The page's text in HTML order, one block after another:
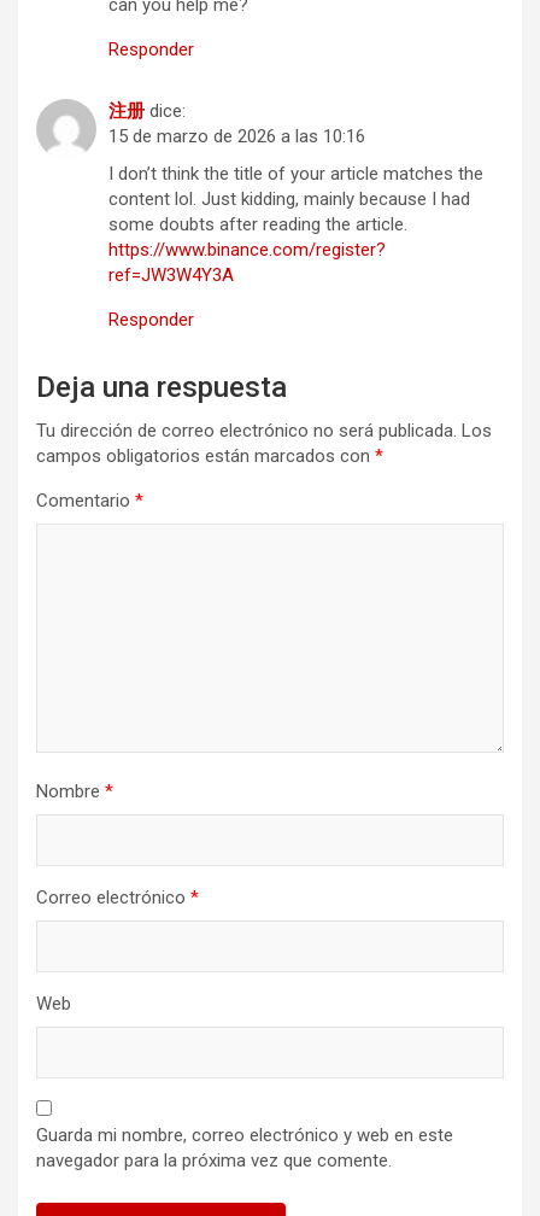
can you help me?
Responder
注册 dice:
15 de marzo de 2026 a las 10:16
I don’t think the title of your article matches the
content lol. Just kidding, mainly because I had
some doubts after reading the article.
https://www.binance.com/register?
ref=JW3W4Y3A
Responder
Deja una respuesta
Tu dirección de correo electrónico no será publicada. Los
campos obligatorios están marcados con *
Comentario *
Nombre *
Correo electrónico *
Web
Guarda mi nombre, correo electrónico y web en este
navegador para la próxima vez que comente.